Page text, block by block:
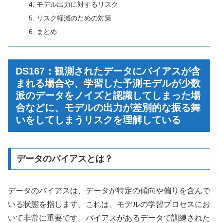
モデル出力に対するリスク
リスク軽減のための対策
まとめ
DS167：観測されたデータにバイアスが含
まれる場合や、学習した予測モデルが少数
派のデータをノイズと認識してしまった場
合などに、モデルの出力が差別的な振る舞
いをしてしまうリスクを理解している
データのバイアスとは？
データのバイアスは、データが特定の傾向や偏りを含んで
いる状態を指します。これは、モデルの学習プロセスにお
いて非常に重要です。バイアスがあるデータで訓練された